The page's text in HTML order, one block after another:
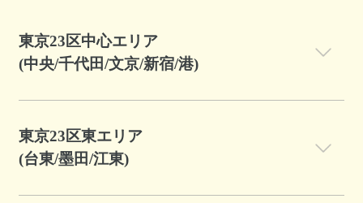
東京23区中心エリア
(中央/千代田/文京/新宿/港)
東京23区東エリア
(台東/墨田/江東)